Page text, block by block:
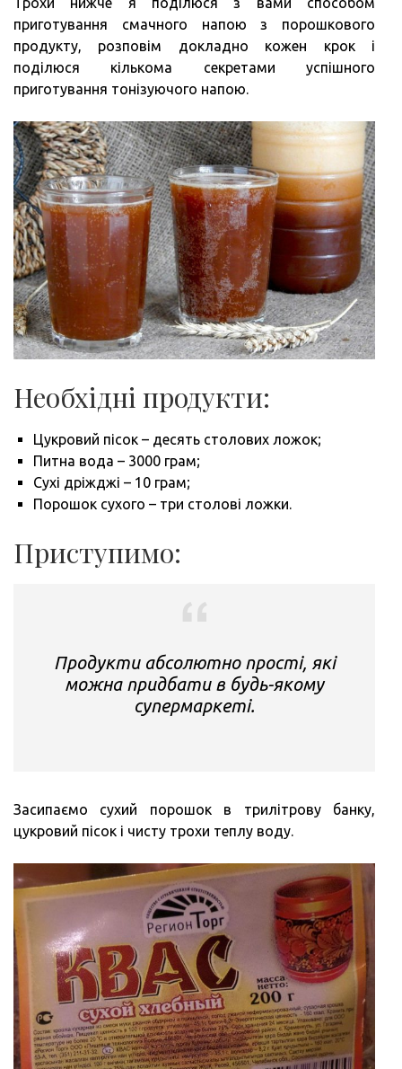
приготування смачного напою з порошкового
продукту, розповім докладно кожен крок і
поділюся кількома секретами успішного
приготування тонізуючого напою.
Необхідні продукти:
Цукровий пісок – десять столових ложок;
Питна вода – 3000 грам;
Сухі дріжджі – 10 грам;
Порошок сухого – три столові ложки.
Приступимо:
Продукти абсолютно прості, які
можна придбати в будь-якому
супермаркеті.
Засипаємо сухий порошок в трилітрову банку,
цукровий пісок і чисту трохи теплу воду.